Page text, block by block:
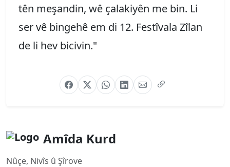
tên meşandin, wê çalakiyên me bin. Li
ser vê bingehê em di 12. Festîvala Zîlan
de li hev bicivin."
Amîda Kurd
Nûçe, Nivîs û Şîrove